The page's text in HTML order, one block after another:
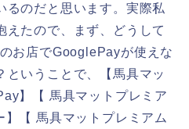
るのだと思います。実際私
えたので、まず、どうして
お店でGooglePayが使えな
ということで、【馬具マッ
】【 馬具マットプレミア
【 馬具マットプレミアム